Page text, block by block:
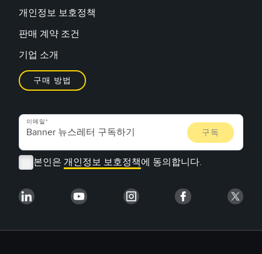
개인정보 보호정책
판매 계약 조건
기업 소개
구매 방법
이메일
본인은 개인정보 보호정책에 동의합니다.